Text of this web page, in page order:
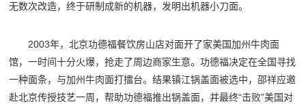
无数次改造，终于研制成新的机器，发明出机器小刀面。
2003年，北京功德福餐饮房山店对面开了家美国加州牛肉面
馆，一时间十分火爆，抢走了周边商家生意。功德福决定在全国寻找
一种面条，与加州牛肉面打擂台。结果镇江锅盖面被选中，邵祥应邀
赴北京传授技艺一周，帮助功德福推出锅盖面，并最终“击败”美国对